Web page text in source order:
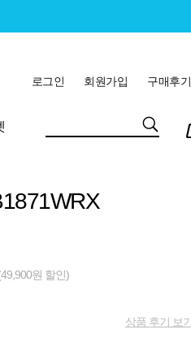
구매후기
회원가입
로그인
원 할인)
상품 후기 보